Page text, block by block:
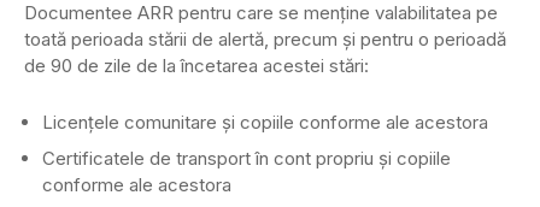
Documentee ARR pentru care se menţine valabilitatea pe
toată perioada stării de alertă, precum şi pentru o perioadă
de 90 de zile de la încetarea acestei stări:
Licențele comunitare și copiile conforme ale acestora
Certificatele de transport în cont propriu și copiile
conforme ale acestora